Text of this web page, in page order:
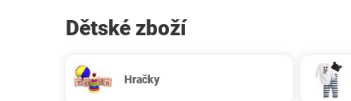
Dětské zboží
Hračky